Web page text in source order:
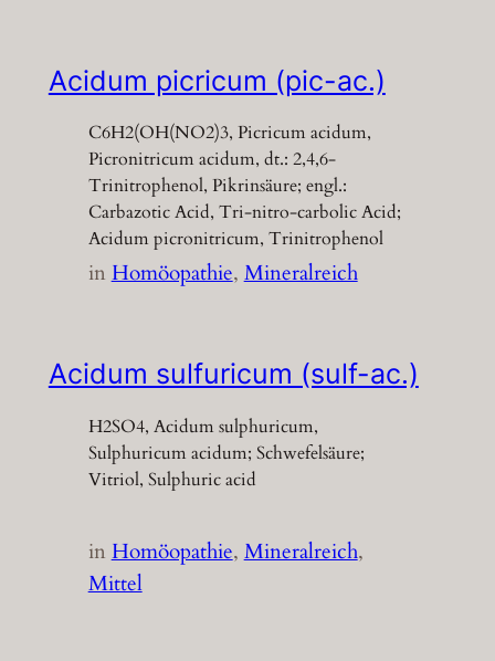
Acidum picricum (pic-ac.)
C6H2(OH(NO2)3, Picricum acidum,
Picronitricum acidum, dt.: 2,4,6-
Trinitrophenol, Pikrinsäure; engl.:
Carbazotic Acid, Tri-nitro-carbolic Acid;
Acidum picronitricum, Trinitrophenol
inHomöopathie, Mineralreich
Acidum sulfuricum (sulf-ac.)
H2SO4, Acidum sulphuricum,
Sulphuricum acidum; Schwefelsäure;
Vitriol, Sulphuric acid
inHomöopathie, Mineralreich
Mittel